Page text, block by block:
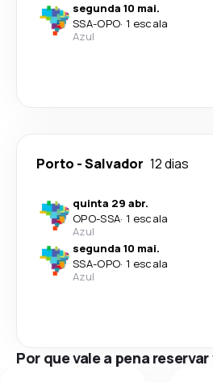
segunda 10 mai.
SSA-OPO· 1 escala
Azul
Porto -Salvador 12 dias
quinta 29 abr.
OPO-SSA· 1 escala
Azul
segunda 10 mai.
SSA-OPO· 1 escala
Azul
Por que vale a pena